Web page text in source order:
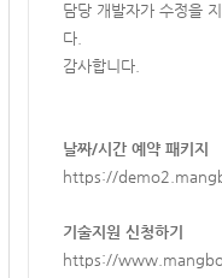
담당 개발자가 수정을
다.
감사합니다.
날짜/시간 예약 패키지
https://
기술지원 신청하기
https://